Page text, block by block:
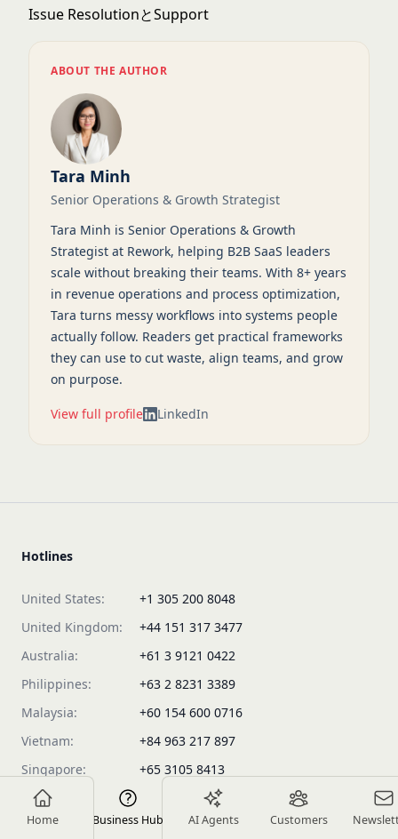
Home Business Hub AI Agents Customers
Issue ResolutionとSupport
ABOUT THE AUTHOR
Tara Minh
Senior Operations & Growth Strategist
Tara Minh is Senior Operations & Growth
Strategist at Rework, helping B2B SaaS leaders
scale without breaking their teams. With 8+ years
in revenue operations and process optimization,
Tara turns messy workflows into systems people
actually follow. Readers get practical frameworks
they can use to cut waste, align teams, and grow
on purpose.
View full profile LinkedIn
Hotlines
United States:
+1 305 200 8048
United Kingdom:
+44 151 317 3477
Australia:
+61 3 9121 0422
Philippines:
+63 2 8231 3389
Malaysia:
+60 154 600 0716
Vietnam:
+84 963 217 897
Singapore:
+65 3105 8413
Products